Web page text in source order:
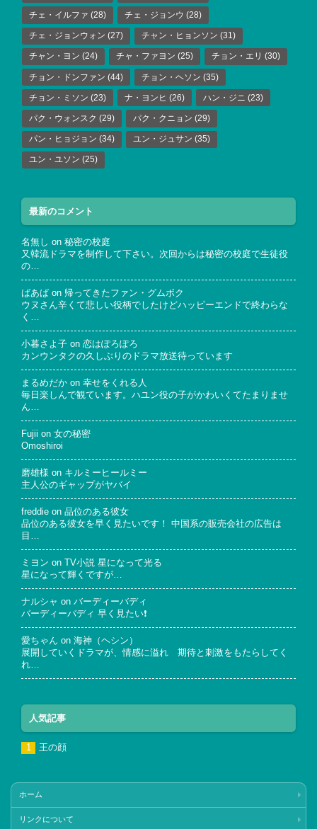
チェ・イルファ (28) チェ・ジョンウ (28)
チェ・ジョンウォン (27) チャン・ヒョンソン (31)
チャン・ヨン (24) チャ・ファヨン (25) チョン・エリ (30)
チョン・ドンファン (44) チョン・ヘソン (35)
チョン・ミソン (23) ナ・ヨンヒ (26) ハン・ジニ (23)
パク・ウォンスク (29) パク・クニョン (29)
パン・ヒョジョン (34) ユン・ジュサン (35)
ユン・ユソン (25)
最新のコメント
名無し on 秘密の校庭
又韓流ドラマを制作して下さい。次回からは秘密の校庭で生徒役
の…
ばあば on 帰ってきたファン・グムボク
ウヌさん辛くて悲しい役柄でしたけどハッピーエンドで終わらな
く…
小暮さよ子 on 恋はぽろぽろ
カンウンタクの久しぶりのドラマ放送待っています
まるめだか on 幸せをくれる人
毎日楽しんで観ています。ハユン役の子がかわいくてたまりませ
ん…
Fujii on 女の秘密
Omoshiroi
磨雄様 on キルミーヒールミー
主人公のギャップがヤバイ
freddie on 品位のある彼女
品位のある彼女を早く見たいです！ 中国系の販売会社の広告は
目…
ミヨン on
TV小説 星になって光る
星になって輝くですが…
ナルシャ on バーディーバディ
バーディーバディ 早く見たい❗
愛ちゃん on 海神（ヘシン）
展開していくドラマが、情感に溢れ 期待と刺激をもたらしてく
れ…
人気記事
王の顔
ホーム
リンクについて